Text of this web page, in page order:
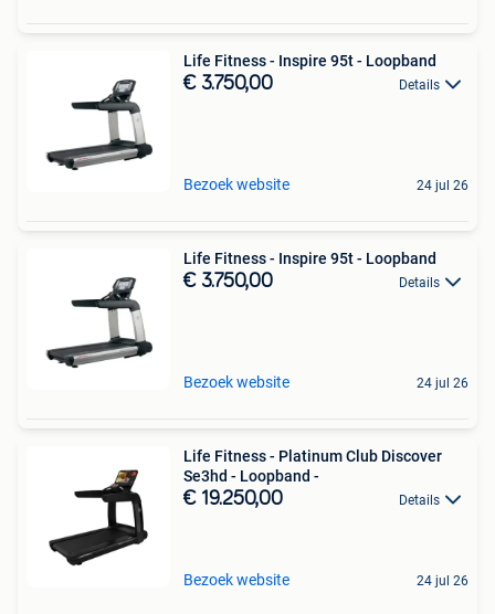
Life Fitness - Inspire 95t - Loopband
€ 3.750,00 Details
Bezoek website 24 jul 26
Life Fitness - Inspire 95t - Loopband
€ 3.750,00 Details
Bezoek website 24 jul 26
Life Fitness - Platinum Club Discover
Se3hd - Loopband -
€ 19.250,00 Details
Bezoek website 24 jul 26